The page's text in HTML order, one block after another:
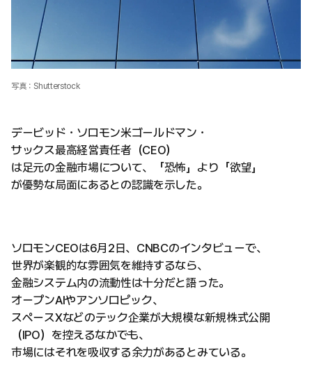
写真：Shutterstock
デービッド・ソロモン米ゴールドマン・
サックス最高経営責任者（CEO）
は足元の金融市場について、「恐怖」より「欲望」
が優勢な局面にあるとの認識を示した。
ソロモンCEOは6月2日、CNBCのインタビューで、
世界が楽観的な雰囲気を維持するなら、
金融システム内の流動性は十分だと語った。
オープンAIやアンソロピック、
スペースXなどのテック企業が大規模な新規株式公開
（IPO）を控えるなかでも、
市場にはそれを吸収する余力があるとみている。